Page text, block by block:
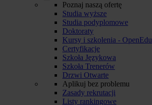
Poznaj naszą ofertę
Studia wyższe
Studia podyplomowe
Doktoraty
Kursy i szkolenia - OpenEdu
Certyfikacje
Szkoła Językowa
Szkoła Trenerów
Drzwi Otwarte
Aplikuj bez problemu
Zasady rekrutacji
Listy rankingowe